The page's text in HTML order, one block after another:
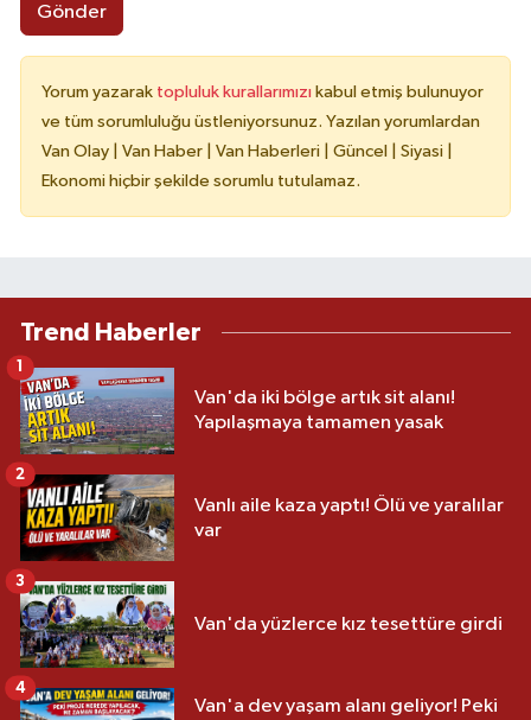
Gönder
Yorum yazarak topluluk kurallarımızı kabul etmiş bulunuyor
ve tüm sorumluluğu üstleniyorsunuz. Yazılan yorumlardan
Van Olay | Van Haber | Van Haberleri | Güncel | Siyasi |
Ekonomi hiçbir şekilde sorumlu tutulamaz.
Trend Haberler
Van'da iki bölge artık sit alanı!
Yapılaşmaya tamamen yasak
1
Vanlı aile kaza yaptı! Ölü ve yaralılar
var
2
Van'da yüzlerce kız tesettüre girdi
3
Van'a dev yaşam alanı geliyor! Peki
4